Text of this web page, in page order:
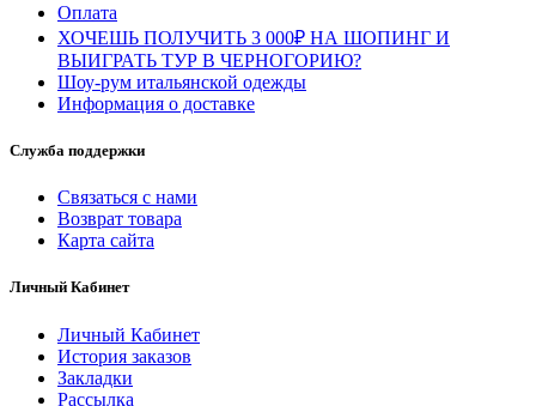
Оплата
ХОЧЕШЬ ПОЛУЧИТЬ 3 000₽ НА ШОПИНГ И
ВЫИГРАТЬ ТУР В ЧЕРНОГОРИЮ?
Шоу-рум итальянской одежды
Информация о доставке
Служба поддержки
Связаться с нами
Возврат товара
Карта сайта
Личный Кабинет
Личный Кабинет
История заказов
Закладки
Рассылка